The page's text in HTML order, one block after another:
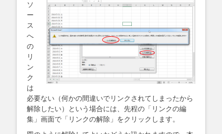
ソ
ー
ス
へ
の
リ
ン
ク
は
必要ない（何かの間違いでリンクされてしまったから
解除したい）という場合には、先程の「リンクの編
集」画面で「リンクの解除」をクリックします。